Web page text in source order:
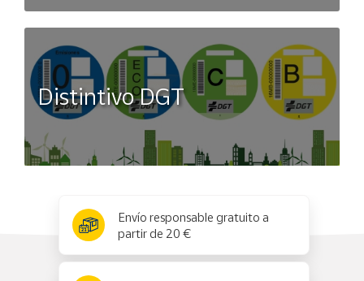
Distintivo DGT
Envío responsable gratuito a
partir de 20 €